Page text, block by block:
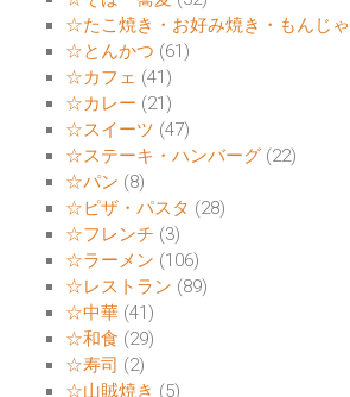
☆たこ焼き・お好み焼き・もんじゃ
☆とんかつ (61)
☆カフェ (41)
☆カレー (21)
☆スイーツ (47)
☆ステーキ・ハンバーグ (22)
☆パン (8)
☆ピザ・パスタ (28)
☆フレンチ (3)
☆ラーメン (106)
☆レストラン (89)
☆中華 (41)
☆和食 (29)
☆寿司 (2)
☆山賊焼き (5)